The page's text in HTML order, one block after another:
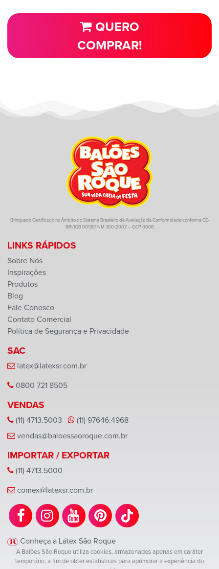
QUERO
COMPRAR!
Brinquedo Certificado no Âmbito do Sistema Brasileiro de Avaliação da Conformidade conforme CE-
BRI/IQB 001391 NM 300/2002 – OCP 0006
LINKS RÁPIDOS
Sobre Nós
Inspirações
Produtos
Blog
Fale Conosco
Contato Comercial
Política de Segurança e Privacidade
SAC
latex@latexsr.com.br
0800 721 8505
VENDAS
(11) 4713.5003
(11) 97646.4968
vendas@baloessaoroque.com.br
IMPORTAR / EXPORTAR
(11) 4713.5000
comex@latexsr.com.br
Conheça a Látex São Roque
A Balões São Roque utiliza cookies, armazenados apenas em caráter
temporário, a fim de obter estatísticas para aprimorar a experiência do